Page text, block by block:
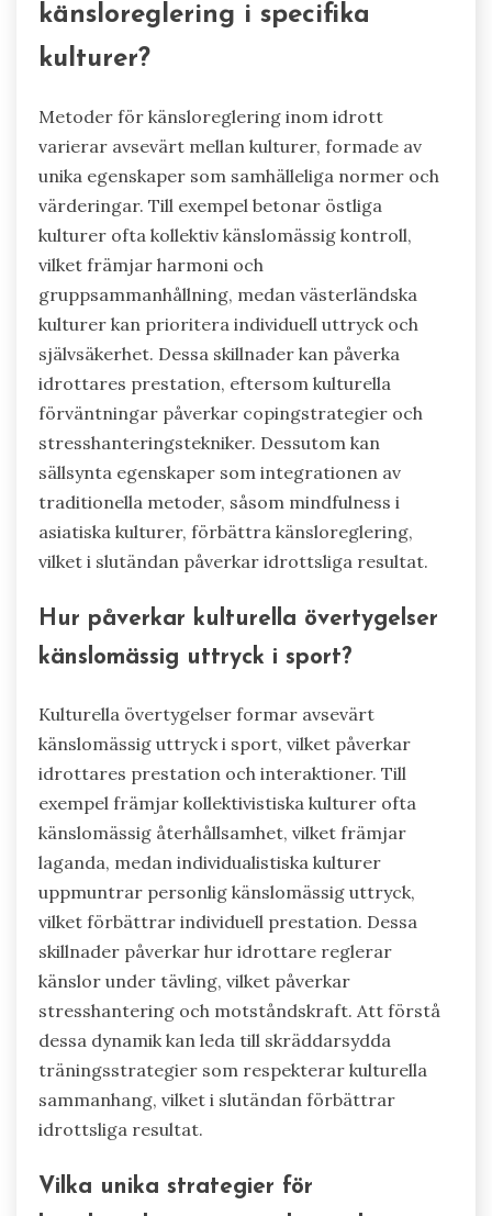
känsloreglering i specifika
kulturer?
Metoder för känsloreglering inom idrott
varierar avsevärt mellan kulturer, formade av
unika egenskaper som samhälleliga normer och
värderingar. Till exempel betonar östliga
kulturer ofta kollektiv känslomässig kontroll,
vilket främjar harmoni och
gruppsammanhållning, medan västerländska
kulturer kan prioritera individuell uttryck och
självsäkerhet. Dessa skillnader kan påverka
idrottares prestation, eftersom kulturella
förväntningar påverkar copingstrategier och
stresshanteringstekniker. Dessutom kan
sällsynta egenskaper som integrationen av
traditionella metoder, såsom mindfulness i
asiatiska kulturer, förbättra känsloreglering,
vilket i slutändan påverkar idrottsliga resultat.
Hur påverkar kulturella övertygelser
känslomässig uttryck i sport?
Kulturella övertygelser formar avsevärt
känslomässig uttryck i sport, vilket påverkar
idrottares prestation och interaktioner. Till
exempel främjar kollektivistiska kulturer ofta
känslomässig återhållsamhet, vilket främjar
laganda, medan individualistiska kulturer
uppmuntrar personlig känslomässig uttryck,
vilket förbättrar individuell prestation. Dessa
skillnader påverkar hur idrottare reglerar
känslor under tävling, vilket påverkar
stresshantering och motståndskraft. Att förstå
dessa dynamik kan leda till skräddarsydda
träningsstrategier som respekterar kulturella
sammanhang, vilket i slutändan förbättrar
idrottsliga resultat.
Vilka unika strategier för